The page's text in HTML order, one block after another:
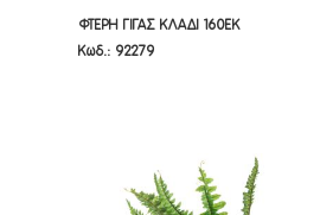
ΦΤΕΡΗ ΓΙΓΑΣ ΚΛΑΔΙ 160ΕΚ
ΦΤΕΡΗ ΓΙΓΑΣ ΚΛΑΔΙ 160ΕΚ
Κωδ.: 92279